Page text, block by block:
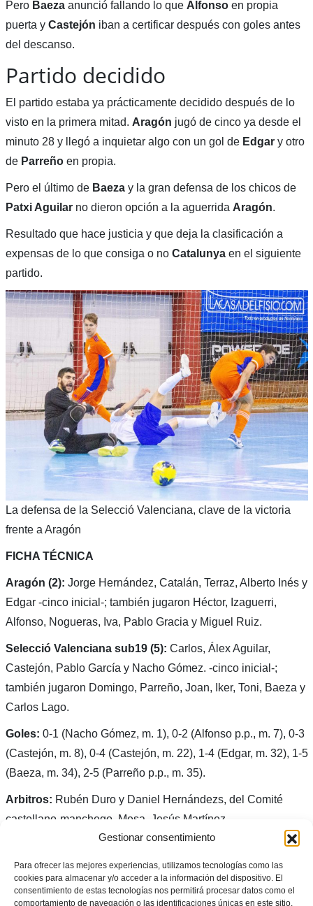
Gestionar consentimiento
Para ofrecer las mejores experiencias, utilizamos tecnologías como las
cookies para almacenar y/o acceder a la información del dispositivo. El
consentimiento de estas tecnologías nos permitirá procesar datos como el
comportamiento de navegación o las identificaciones únicas en este sitio.
Pero Baezaanunció fallando lo que Alfonsoen propia
puerta y Castejón iban a certificar después con goles antes
del descanso.
Partido decidido
El partido estaba ya prácticamente decidido después de lo
visto en la primera mitad. Aragón jugó de cinco ya desde el
minuto 28 y llegó a inquietar algo con un gol de Edgary otro
de Parreñoen propia.
Pero el último de Baezay la gran defensa de los chicos de
Patxi Aguilarno dieron opción a la aguerrida Aragón.
Resultado que hace justicia y que deja la clasificación a
expensas de lo que consiga o no Catalunyaen el siguiente
partido.
La defensa de la Selecció Valenciana, clave de la victoria
frente a Aragón
FICHA TÉCNICA
Aragón (2): Jorge Hernández, Catalán, Terraz, Alberto Inés y
Edgar -cinco inicial-; también jugaron Héctor, Izaguerri,
Alfonso, Nogueras, Iva, Pablo Gracia y Miguel Ruiz.
Selecció Valenciana sub19 (5): Carlos, Álex Aguilar,
Castejón, Pablo García y Nacho Gómez. -cinco inicial-;
también jugaron Domingo, Parreño, Joan, Iker, Toni, Baeza y
Carlos Lago.
Goles: 0-1 (Nacho Gómez, m. 1), 0-2 (Alfonso p.p., m. 7), 0-3
(Castejón, m. 8), 0-4 (Castejón, m. 22), 1-4 (Edgar, m. 32), 1-5
(Baeza, m. 34), 2-5 (Parreño p.p., m. 35).
Arbitros: Rubén Duro y Daniel Hernándezs, del Comité
castellano-manchego. Mesa, Jesús Martínez.